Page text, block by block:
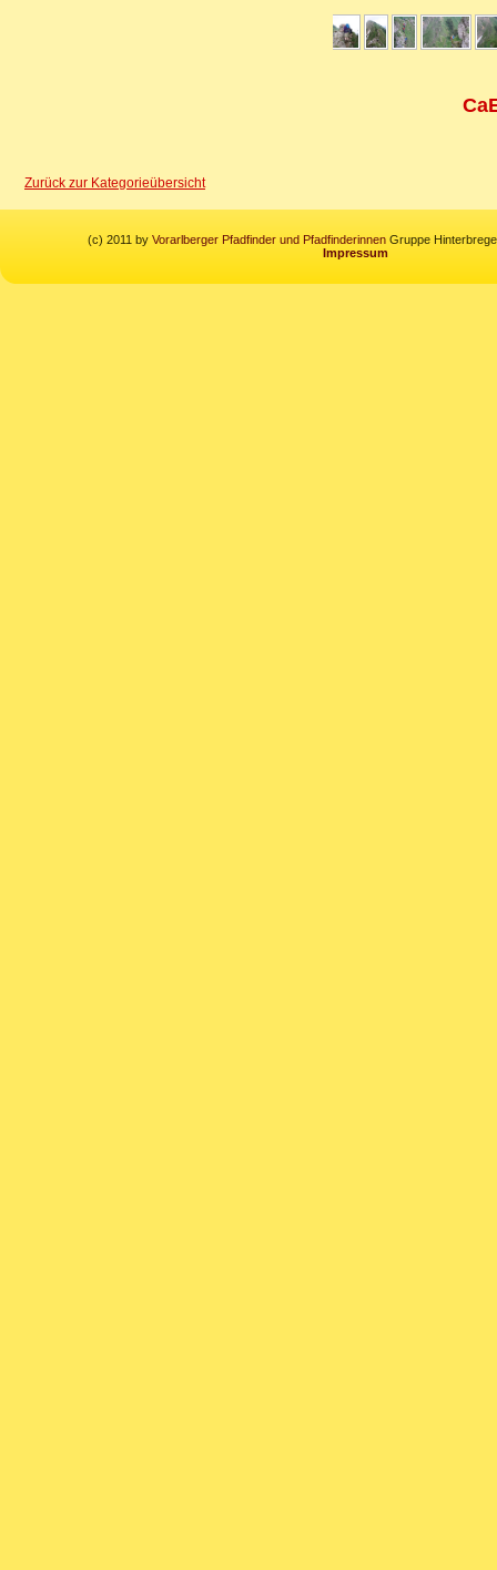
Zurück zur Kategorieübersicht
(c) 2011 by Vorarlberger Pfadfinder und PfadfinderinnenGruppe
Impressum